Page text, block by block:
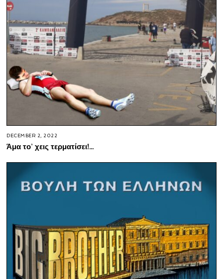
DECEMBER 2, 2022
Άμα το’ χεις τερματίσει!…